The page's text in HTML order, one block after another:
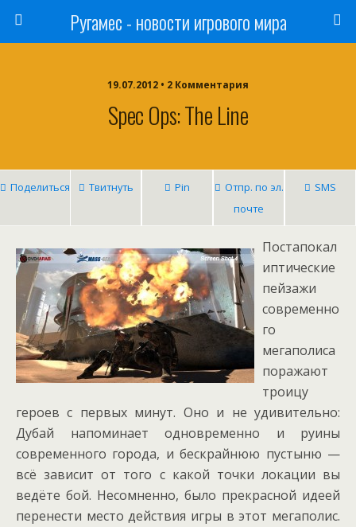
Ругамес - новости игрового мира
19.07.2012 • 2 Комментария
Spec Ops: The Line
Поделиться Твитнуть Pin
Отпр. по эл.
почте
SMS
Постапокал
иптические
пейзажи
современно
го
мегаполиса
поражают
троицу
героев с первых минут. Оно и не удивительно:
Дубай напоминает одновременно и руины
современного города, и бескрайнюю пустыню —
всё зависит от того с какой точки локации вы
ведёте бой. Несомненно, было прекрасной идеей
перенести место действия игры в этот мегаполис.